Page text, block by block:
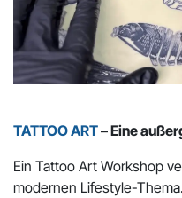
TATTOO ART– Eine
Ein Tattoo Art Workshop
modernen Lifestyle-Thema.